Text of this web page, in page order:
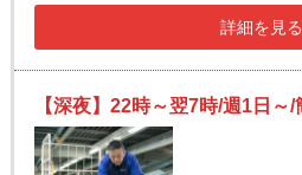
詳細を見る